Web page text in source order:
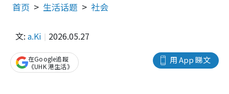
首页 生活话题 社会
文: a.Ki 2026.05.27
用 App 睇文
在Google追蹤
《UHK 港生活》